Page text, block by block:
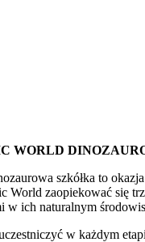
WORLD
szkółka to
World zaopiekować się
w ich naturalnym
w każdym